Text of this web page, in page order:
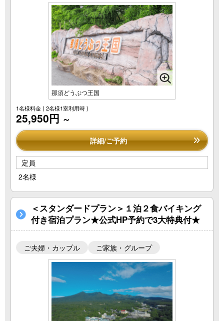
那須どうぶつ王国
1名様料金( 2名様1室利用時 )
25,950円 ～
詳細/ご予約
定員
2名様
＜スタンダードプラン＞１泊２食バイキング
付き宿泊プラン★公式HP予約で3大特典付★
ご夫婦・カップル ご家族・グループ